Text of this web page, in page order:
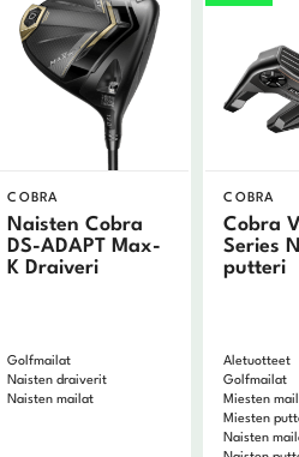
COBRA
Naisten Cobra
DS-ADAPT Max-
K Draiveri
Golfmailat
Naisten draiverit
Naisten mailat
COBRA
Cobra
Series
putteri
Aletuotteet
Golfmailat
Miesten
Miesten
Naisten